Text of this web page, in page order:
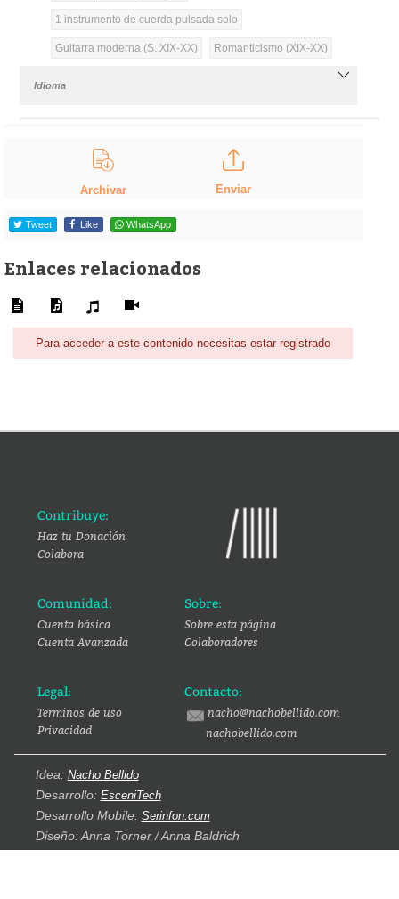
1 instrumento de cuerda pulsada solo
Guitarra moderna (S. XIX-XX) Romanticismo (XIX-XX)
Idioma
Archivar Enviar
Tweet Like WhatsApp
Enlaces relacionados
Para acceder a este contenido necesitas estar registrado
Contribuye:
Haz tu Donación
Colabora
Comunidad:
Cuenta básica
Cuenta Avanzada
Sobre:
Sobre esta página
Colaboradores
Legal:
Terminos de uso
Privacidad
Contacto:
nacho@nachobellido.com
nachobellido.com
Idea: Nacho Bellido
Desarrollo: EsceniTech
Desarrollo Mobile: Serinfon.com
Diseño: Anna Torner / Anna Baldrich